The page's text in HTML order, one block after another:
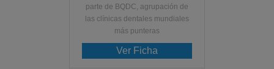
parte de BQDC, agrupación de
las clínicas dentales mundiales
más punteras
Ver Ficha